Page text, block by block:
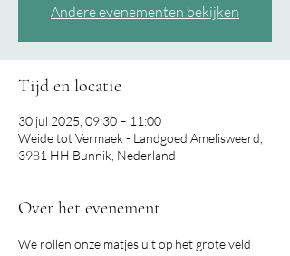
Andere evenementen bekijken
Tijd en locatie
30 jul 2025, 09:30 – 11:00
Weide tot Vermaek - Landgoed Amelisweerd,
3981 HH Bunnik, Nederland
Over het evenement
We rollen onze matjes uit op het grote veld